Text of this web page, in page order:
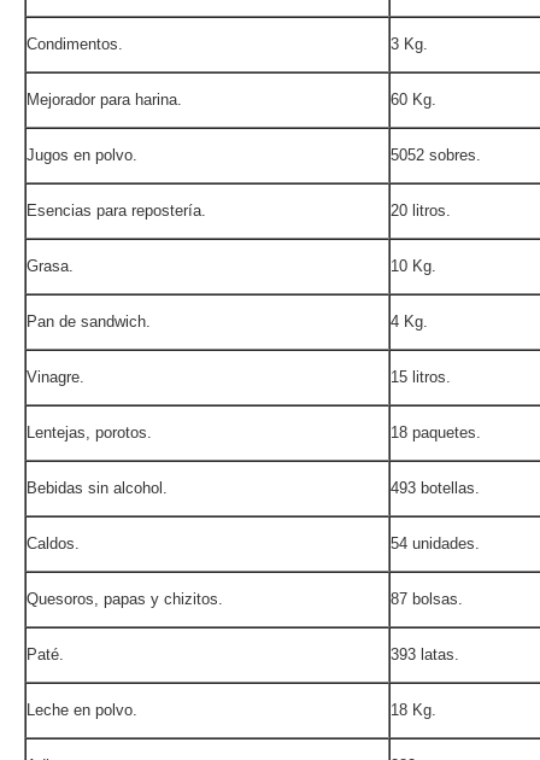
Condimentos. 3 Kg.
Mejorador para harina. 60 Kg.
Jugos en polvo. 5052 sobres.
Esencias para repostería. 20 litros.
Grasa. 10 Kg.
Pan de sandwich. 4 Kg.
Vinagre. 15 litros.
Lentejas, porotos. 18 paquetes.
Bebidas sin alcohol. 493 botellas.
Caldos. 54 unidades.
Quesoros, papas y chizitos. 87 bolsas.
Paté. 393 latas.
Leche en polvo. 18 Kg.